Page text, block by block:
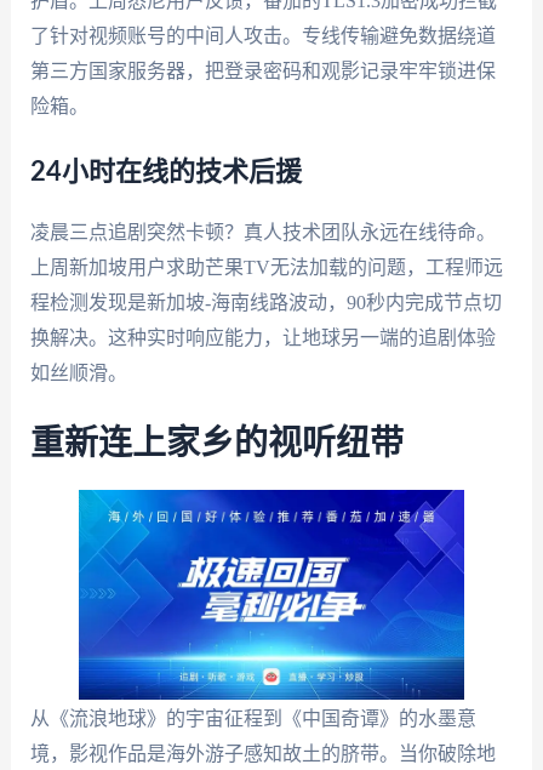
了针对视频账号的中间人攻击。专线传输避免数据绕道
第三方国家服务器，把登录密码和观影记录牢牢锁进保
险箱。
24小时在线的技术后援
凌晨三点追剧突然卡顿？真人技术团队永远在线待命。
上周新加坡用户求助芒果TV无法加载的问题，工程师远
程检测发现是新加坡-海南线路波动，90秒内完成节点切
换解决。这种实时响应能力，让地球另一端的追剧体验
如丝顺滑。
重新连上家乡的视听纽带
从《流浪地球》的宇宙征程到《中国奇谭》的水墨意
境，影视作品是海外游子感知故土的脐带。当你破除地